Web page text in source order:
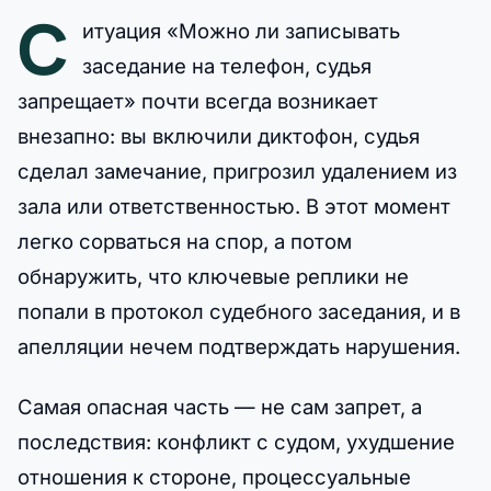
С
итуация «Можно ли записывать
заседание на телефон, судья
запрещает» почти всегда возникает
внезапно: вы включили диктофон, судья
сделал замечание, пригрозил удалением из
зала или ответственностью. В этот момент
легко сорваться на спор, а потом
обнаружить, что ключевые реплики не
попали в протокол судебного заседания, и в
апелляции нечем подтверждать нарушения.
Самая опасная часть — не сам запрет, а
последствия: конфликт с судом, ухудшение
отношения к стороне, процессуальные